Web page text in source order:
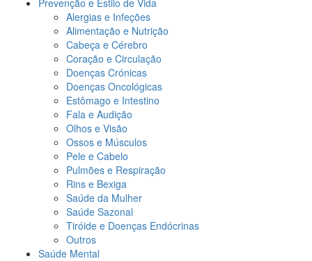
Alergias e Infeções
Alimentação e Nutrição
Cabeça e Cérebro
Coração e Circulação
Doenças Crónicas
Doenças Oncológicas
Estômago e Intestino
Fala e Audição
Olhos e Visão
Ossos e Músculos
Pele e Cabelo
Pulmões e Respiração
Rins e Bexiga
Saúde da Mulher
Saúde Sazonal
Tiróide e Doenças Endócrinas
Outros
Saúde Mental